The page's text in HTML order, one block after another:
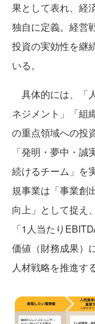
果として表れ、経
独自に定義。経営
投資の実効性を継
いる。
具体的には、「
ネジメント」「組
の重点領域への投
「発明・夢中・
続けるチーム」を
規事業は「事業創
向上」として捉え
「1人当たり
価値（財務成果）
人材戦略を推進す